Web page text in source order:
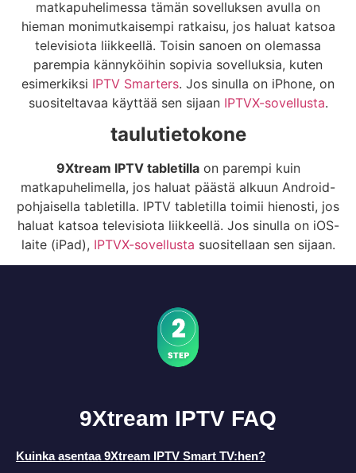
matkapuhelimessa tämän sovelluksen avulla on
hieman monimutkaisempi ratkaisu, jos haluat katsoa
televisiota liikkeellä. Toisin sanoen on olemassa
parempia kännyköihin sopivia sovelluksia, kuten
esimerkiksi IPTV Smarters. Jos sinulla on iPhone, on
suositeltavaa käyttää sen sijaan IPTVX-sovellusta.
taulutietokone
9Xtream IPTV tabletillaon parempi kuin
matkapuhelimella, jos haluat päästä alkuun Android-
pohjaisella tabletilla. IPTV tabletilla toimii hienosti, jos
haluat katsoa televisiota liikkeellä. Jos sinulla on iOS-
laite (iPad), IPTVX-sovellusta suositellaan sen sijaan.
9Xtream IPTV FAQ
Kuinka asentaa 9Xtream IPTV Smart TV:hen?